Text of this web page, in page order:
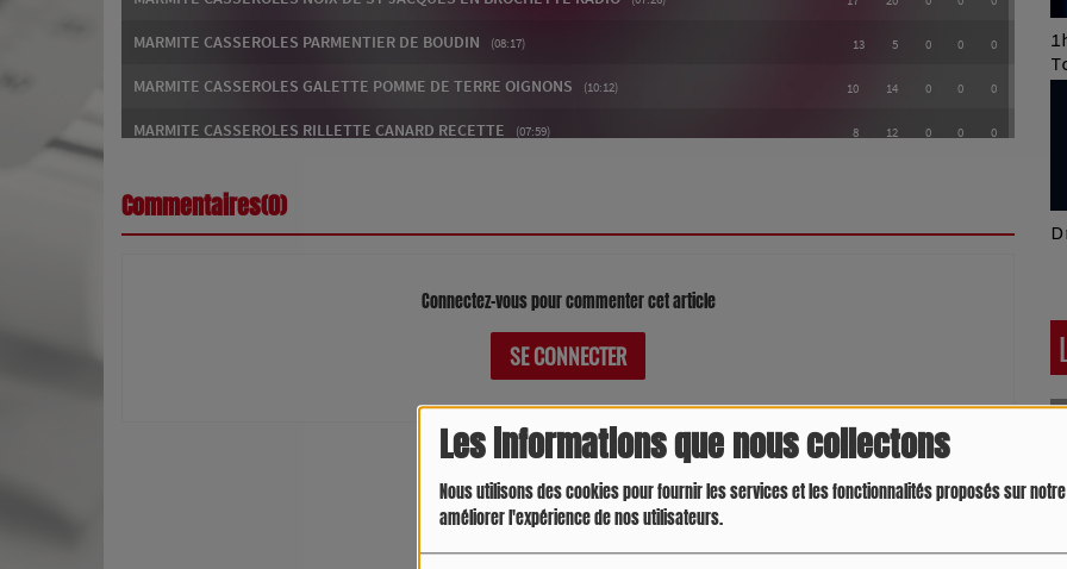
Les informations que nous collectons
Nous utilisons des cookies pour fournir les services et les fonctionnalités proposés sur
améliorer l'expérience de nos utilisateurs.
Commentaires(0)
Connectez-vous pour commenter cet article
SE CONNECTER
Art of Mixing Series
Anza
Latino América